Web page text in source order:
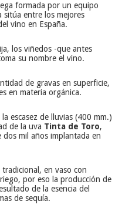
formada por un equipo
entre los mejores
vino en España.
los viñedos -que antes
su nombre el vino.
de gravas en superficie,
en materia orgánica.
escasez de lluvias (400 mm.)
de la uva Tinta de Toro,
mil años implantada en
en vaso con
por eso la producción de
de la esencia del
de sequía.